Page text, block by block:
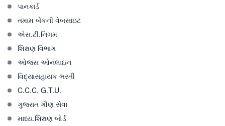
પાનકાર્ડ
તમામ બેંકની વેબસાઇટ
એસ.ટી.નિગમ
શિક્ષણ વિભાગ
ઓજસ ઓનલાઇન
વિદ્યાસહાયક ભરતી
C.C.C. G.T.U.
ગુજરાત ગૌણ સેવા
માધ્ય.શિક્ષણ બોર્ડ